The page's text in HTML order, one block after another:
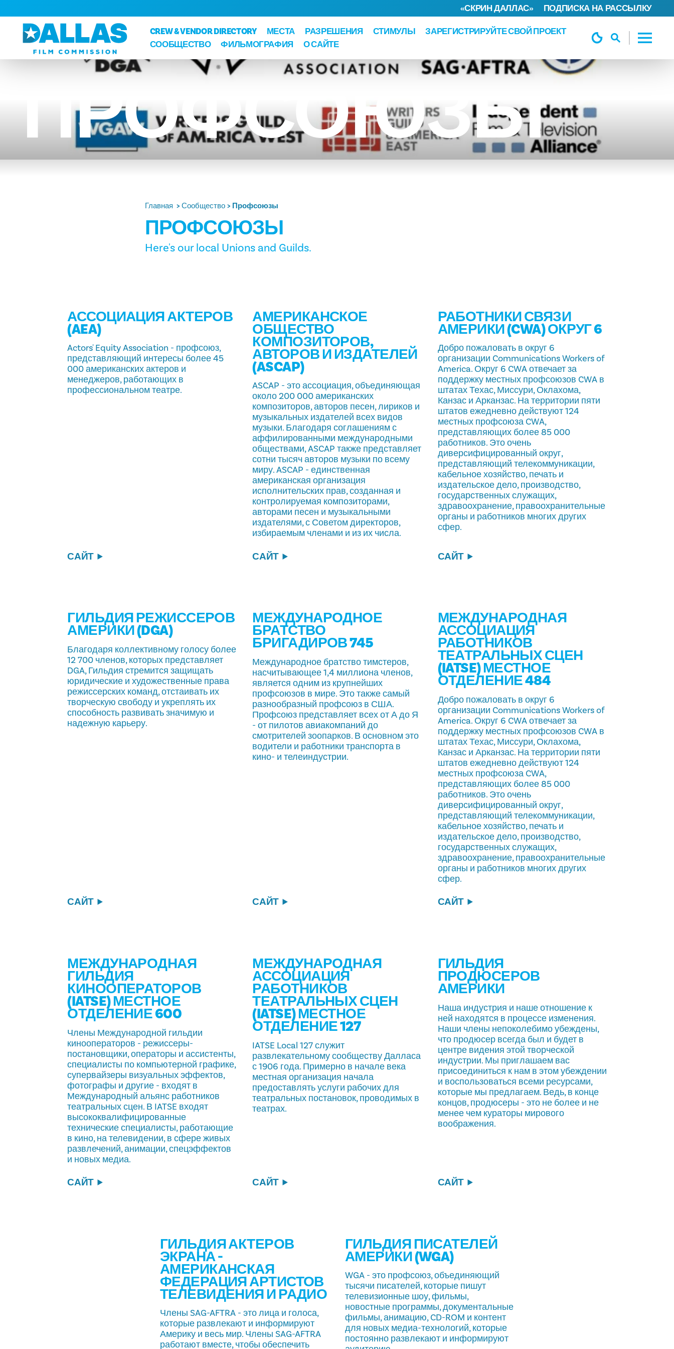
Перейти к содержанию
CREW & VENDOR DIRECTORY
МЕСТА РАЗРЕШЕНИЯ СТИМУЛЫ
ЗАРЕГИСТРИРУЙТЕ СВОЙ ПРОЕКТ
СООБЩЕСТВО
ФИЛЬМОГРАФИЯ О САЙТЕ
«СКРИН ДАЛЛАС» ПОДПИСКА НА РАССЫЛКУ
ПРОФСОЮЗЫ
Главная Сообщество Профсоюзы
ПРОФСОЮЗЫ
Here's our local Unions and Guilds.
АССОЦИАЦИЯ АКТЕРОВ
(AEA)
Actors' Equity Association - профсоюз,
представляющий интересы более 45
000 американских актеров и
менеджеров, работающих в
профессиональном театре.
САЙТ
АМЕРИКАНСКОЕ
ОБЩЕСТВО
КОМПОЗИТОРОВ,
АВТОРОВ И ИЗДАТЕЛЕЙ
(ASCAP)
ASCAP - это ассоциация, объединяющая
около 200 000 американских
композиторов, авторов песен, лириков и
музыкальных издателей всех видов
музыки. Благодаря соглашениям с
аффилированными международными
обществами, ASCAP также представляет
сотни тысяч авторов музыки по всему
миру. ASCAP - единственная
американская организация
исполнительских прав, созданная и
контролируемая композиторами,
авторами песен и музыкальными
издателями, с Советом директоров,
избираемым членами и из их числа.
САЙТ
РАБОТНИКИ СВЯЗИ
АМЕРИКИ (CWA) ОКРУГ 6
Добро пожаловать в округ 6
организации Communications Workers of
America. Округ 6 CWA отвечает за
поддержку местных профсоюзов CWA в
штатах Техас, Миссури, Оклахома,
Канзас и Арканзас. На территории пяти
штатов ежедневно действуют 124
местных профсоюза CWA,
представляющих более 85 000
работников. Это очень
диверсифицированный округ,
представляющий телекоммуникации,
кабельное хозяйство, печать и
издательское дело, производство,
государственных служащих,
здравоохранение, правоохранительные
органы и работников многих других
сфер.
САЙТ
ГИЛЬДИЯ РЕЖИССЕРОВ
АМЕРИКИ (DGA)
Благодаря коллективному голосу более
12 700 членов, которых представляет
DGA, Гильдия стремится защищать
юридические и художественные права
режиссерских команд, отстаивать их
творческую свободу и укреплять их
способность развивать значимую и
надежную карьеру.
САЙТ
МЕЖДУНАРОДНОЕ
БРАТСТВО
БРИГАДИРОВ 745
Международное братство тимстеров,
насчитывающее 1,4 миллиона членов,
является одним из крупнейших
профсоюзов в мире. Это также самый
разнообразный профсоюз в США.
Профсоюз представляет всех от А до Я
- от пилотов авиакомпаний до
смотрителей зоопарков. В основном это
водители и работники транспорта в
кино- и телеиндустрии.
САЙТ
МЕЖДУНАРОДНАЯ
АССОЦИАЦИЯ
РАБОТНИКОВ
ТЕАТРАЛЬНЫХ СЦЕН
(IATSE) МЕСТНОЕ
ОТДЕЛЕНИЕ 484
Добро пожаловать в округ 6
организации Communications Workers of
America. Округ 6 CWA отвечает за
поддержку местных профсоюзов CWA в
штатах Техас, Миссури, Оклахома,
Канзас и Арканзас. На территории пяти
штатов ежедневно действуют 124
местных профсоюза CWA,
представляющих более 85 000
работников. Это очень
диверсифицированный округ,
представляющий телекоммуникации,
кабельное хозяйство, печать и
издательское дело, производство,
государственных служащих,
здравоохранение, правоохранительные
органы и работников многих других
сфер.
САЙТ
МЕЖДУНАРОДНАЯ
ГИЛЬДИЯ
КИНООПЕРАТОРОВ
(IATSE) МЕСТНОЕ
ОТДЕЛЕНИЕ 600
Члены Международной гильдии
кинооператоров - режиссеры-
постановщики, операторы и ассистенты,
специалисты по компьютерной графике,
супервайзеры визуальных эффектов,
фотографы и другие - входят в
Международный альянс работников
театральных сцен. В IATSE входят
высококвалифицированные
технические специалисты, работающие
в кино, на телевидении, в сфере живых
развлечений, анимации, спецэффектов
и новых медиа.
САЙТ
МЕЖДУНАРОДНАЯ
АССОЦИАЦИЯ
РАБОТНИКОВ
ТЕАТРАЛЬНЫХ СЦЕН
(IATSE) МЕСТНОЕ
ОТДЕЛЕНИЕ 127
IATSE Local 127 служит
развлекательному сообществу Далласа
с 1906 года. Примерно в начале века
местная организация начала
предоставлять услуги рабочих для
театральных постановок, проводимых в
театрах.
САЙТ
ГИЛЬДИЯ
ПРОДЮСЕРОВ
АМЕРИКИ
Наша индустрия и наше отношение к
ней находятся в процессе изменения.
Наши члены непоколебимо убеждены,
что продюсер всегда был и будет в
центре видения этой творческой
индустрии. Мы приглашаем вас
присоединиться к нам в этом убеждении
и воспользоваться всеми ресурсами,
которые мы предлагаем. Ведь, в конце
концов, продюсеры - это не более и не
менее чем кураторы мирового
воображения.
САЙТ
ГИЛЬДИЯ АКТЕРОВ
ЭКРАНА -
АМЕРИКАНСКАЯ
ФЕДЕРАЦИЯ АРТИСТОВ
ТЕЛЕВИДЕНИЯ И РАДИО
Члены SAG-AFTRA - это лица и голоса,
которые развлекают и информируют
Америку и весь мир. Члены SAG-AFTRA
работают вместе, чтобы обеспечить
ГИЛЬДИЯ ПИСАТЕЛЕЙ
АМЕРИКИ (WGA)
WGA - это профсоюз, объединяющий
тысячи писателей, которые пишут
телевизионные шоу, фильмы,
новостные программы, документальные
фильмы, анимацию, CD-ROM и контент
для новых медиа-технологий, которые
постоянно развлекают и информируют